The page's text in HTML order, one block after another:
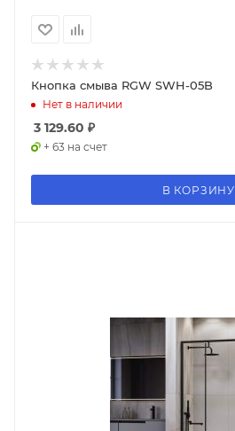
Кнопка смыва RGW SWH-05B
Нет в наличии
3 129.60 ₽
+ 63 на счет
В КОРЗИНУ